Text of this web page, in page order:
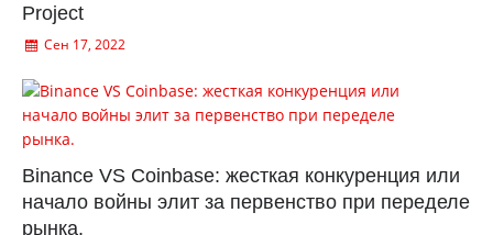
Project
Сен 17, 2022
Binance VS Coinbase: жесткая конкуренция или
начало войны элит за первенство при переделе
рынка.